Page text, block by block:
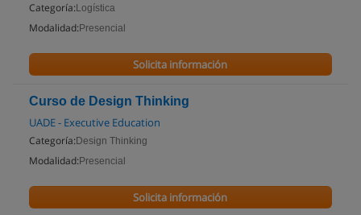
Categoría: Logística
Modalidad: Presencial
Solicita información
Curso de Design Thinking
UADE - Executive Education
Categoría: Design Thinking
Modalidad: Presencial
Solicita información